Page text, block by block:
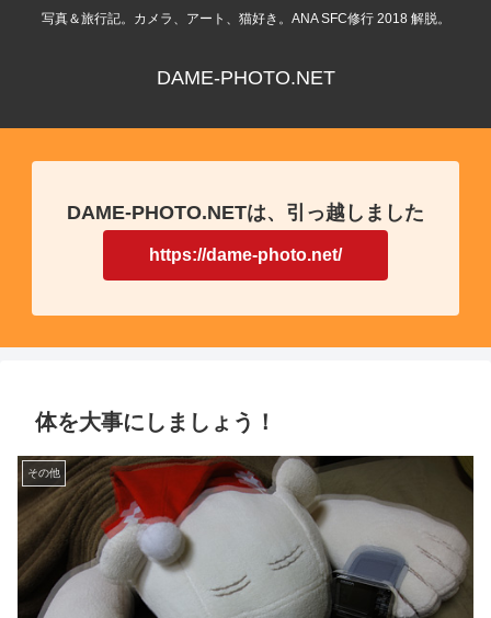
写真＆旅行記。カメラ、アート、猫好き。ANA SFC修行 2018 解脱。
DAME-PHOTO.NET
DAME-PHOTO.NETは、引っ越しました
https://dame-photo.net/
体を大事にしましょう！
その他